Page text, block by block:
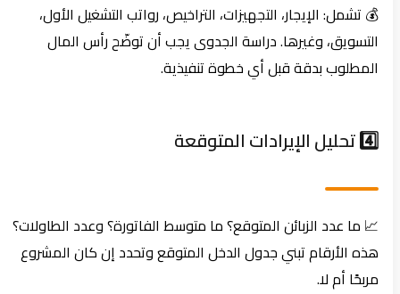
💰 تشمل: الإيجار، التجهيزات، التراخيص، رواتب التشغيل الأول،
التسويق، وغيرها. دراسة الجدوى يجب أن توضّح رأس المال
المطلوب بدقة قبل أي خطوة تنفيذية.
📈 ما عدد الزبائن المتوقع؟ ما متوسط الفاتورة؟ وعدد الطاولات؟
هذه الأرقام تبني جدول الدخل المتوقع وتحدد إن كان المشروع
مربحًا أم لا.